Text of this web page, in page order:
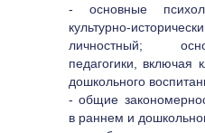
- основные
культурно-
личностный;
педагогики, включая
дошкольного
- общие
в раннем и